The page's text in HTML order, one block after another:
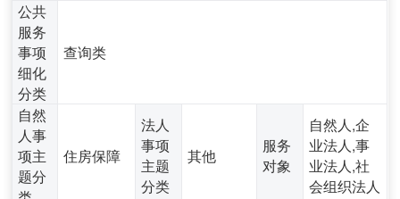
公共
服务
事项
细化
分类
查询类
自然
人事
项主
题分
住房保障
法人
事项
主题
分类
其他
服务
对象
自然人,企
业法人,事
业法人,社
会组织法人